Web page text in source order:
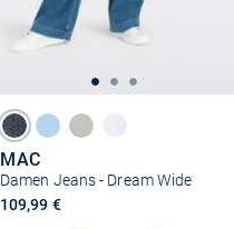
MAC
Damen Jeans - Dream Wide
109,99 €